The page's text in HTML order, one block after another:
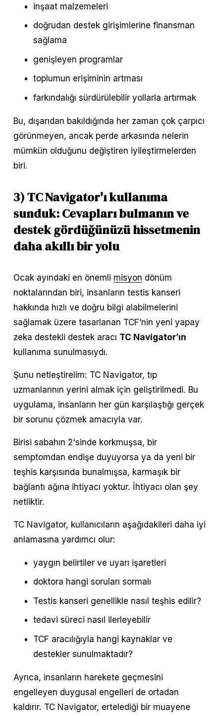
inşaat malzemeleri
doğrudan destek girişimlerine finansman
sağlama
genişleyen programlar
toplumun erişiminin artması
farkındalığı sürdürülebilir yollarla artırmak
Bu, dışarıdan bakıldığında her zaman çok çarpıcı
görünmeyen, ancak perde arkasında nelerin
mümkün olduğunu değiştiren iyileştirmelerden
biri.
3) TC Navigator'ı kullanıma
sunduk: Cevapları bulmanın ve
destek gördüğünüzü hissetmenin
daha akıllı bir yolu
Ocak ayındaki en önemli misyon dönüm
noktalarından biri, insanların testis kanseri
hakkında hızlı ve doğru bilgi alabilmelerini
sağlamak üzere tasarlanan TCF’nin yeni yapay
zeka destekli destek aracı TC Navigator’ın
kullanıma sunulmasıydı.
Şunu netleştirelim: TC Navigator, tıp
uzmanlarının yerini almak için geliştirilmedi. Bu
uygulama, insanların her gün karşılaştığı gerçek
bir sorunu çözmek amacıyla var.
Birisi sabahın 2'sinde korkmuşsa, bir
semptomdan endişe duyuyorsa ya da yeni bir
teşhis karşısında bunalmışsa, karmaşık bir
bağlantı ağına ihtiyacı yoktur. İhtiyacı olan şey
netliktir.
TC Navigator, kullanıcıların aşağıdakileri daha iyi
anlamasına yardımcı olur:
yaygın belirtiler ve uyarı işaretleri
doktora hangi soruları sormalı
Testis kanseri genellikle nasıl teşhis edilir?
tedavi süreci nasıl ilerleyebilir
TCF aracılığıyla hangi kaynaklar ve
destekler sunulmaktadır?
Ayrıca, insanların harekete geçmesini
engelleyen duygusal engelleri de ortadan
kaldırır. TC Navigator, ertelediği bir muayene